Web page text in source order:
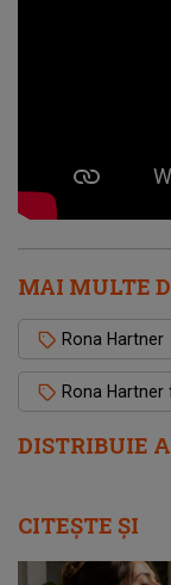
DISTRIBUIE
MAI MULTE
Rona Hartner
Rona Hartner
CITEȘTE ȘI